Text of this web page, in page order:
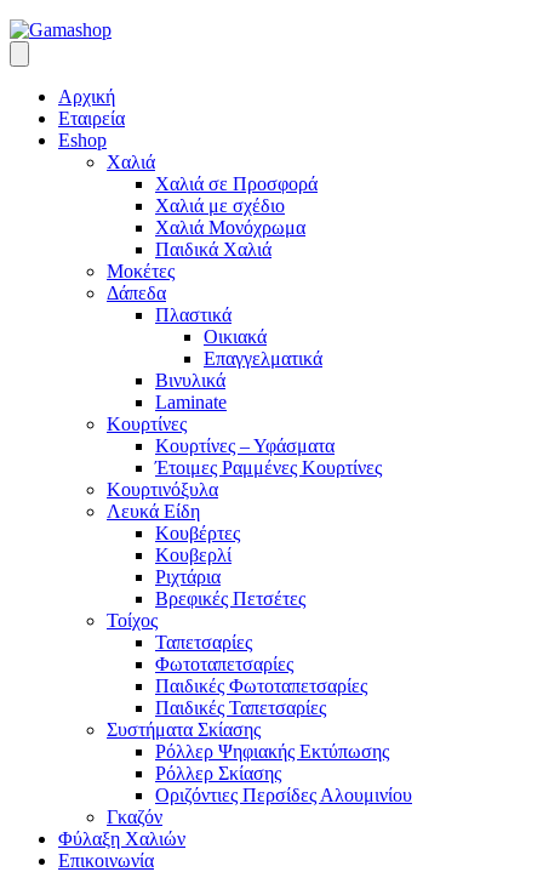
Αρχική
Εταιρεία
Eshop
Χαλιά
Χαλιά σε Προσφορά
Χαλιά με σχέδιο
Χαλιά Μονόχρωμα
Παιδικά Χαλιά
Μοκέτες
Δάπεδα
Πλαστικά
Οικιακά
Επαγγελματικά
Βινυλικά
Laminate
Κουρτίνες
Κουρτίνες – Υφάσματα
Έτοιμες Ραμμένες Κουρτίνες
Κουρτινόξυλα
Λευκά Είδη
Κουβέρτες
Κουβερλί
Ριχτάρια
Βρεφικές Πετσέτες
Τοίχος
Ταπετσαρίες
Φωτοταπετσαρίες
Παιδικές Φωτοταπετσαρίες
Παιδικές Ταπετσαρίες
Συστήματα Σκίασης
Ρόλλερ Ψηφιακής Εκτύπωσης
Ρόλλερ Σκίασης
Οριζόντιες Περσίδες Αλουμινίου
Γκαζόν
Φύλαξη Χαλιών
Επικοινωνία